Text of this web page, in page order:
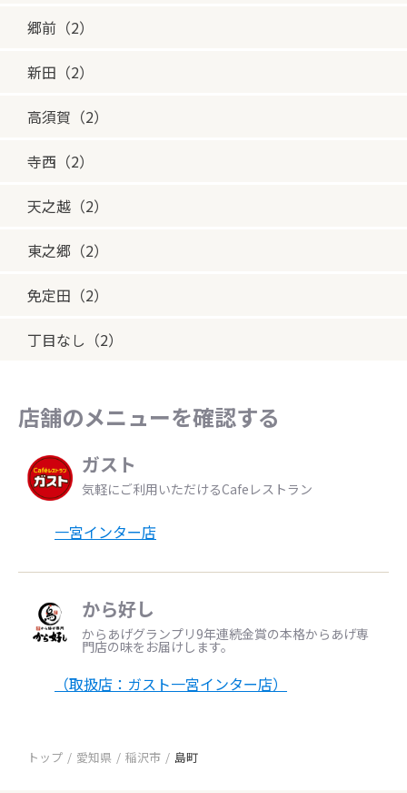
郷前（2）
新田（2）
高須賀（2）
寺西（2）
天之越（2）
東之郷（2）
免定田（2）
丁目なし（2）
店舗のメニューを確認する
ガスト
気軽にご利用いただけるCafeレストラン
一宮インター店
から好し
からあげグランプリ9年連続金賞の本格からあげ専
門店の味をお届けします。
（取扱店：ガスト一宮インター店）
トップ 愛知県 稲沢市 島町